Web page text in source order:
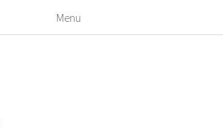
Reisenotizen Künstler
Menu